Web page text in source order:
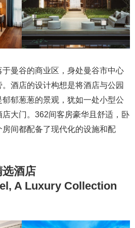
于曼谷的商业区，身处曼谷市中心
酒店的设计构想是将酒店与公园
郁葱葱的景观，犹如一处小型公
大门。362间客房豪华且舒适，卧
间都配备了现代化的设施和配
酒店
A Luxury Collection